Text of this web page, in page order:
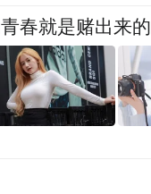
春就是赌出来的